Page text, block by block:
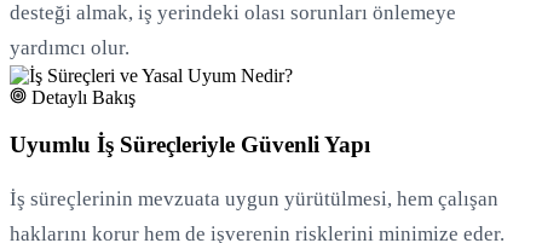
desteği almak, iş yerindeki olası sorunları önlemeye
yardımcı olur.
Detaylı Bakış
Uyumlu İş Süreçleriyle Güvenli Yapı
İş süreçlerinin mevzuata uygun yürütülmesi, hem çalışan
haklarını korur hem de işverenin risklerini minimize eder.